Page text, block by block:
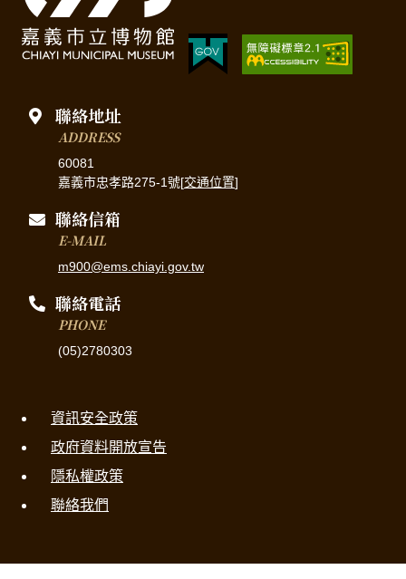
聯絡地址
ADDRESS
60081
嘉義市忠孝路275-1號[交通位置]
聯絡信箱
E-MAIL
m900@ems.chiayi.gov.tw
聯絡電話
PHONE
(05)2780303
資訊安全政策
政府資料開放宣告
隱私權政策
聯絡我們